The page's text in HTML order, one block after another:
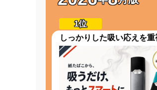
しっかりした吸い応えを重